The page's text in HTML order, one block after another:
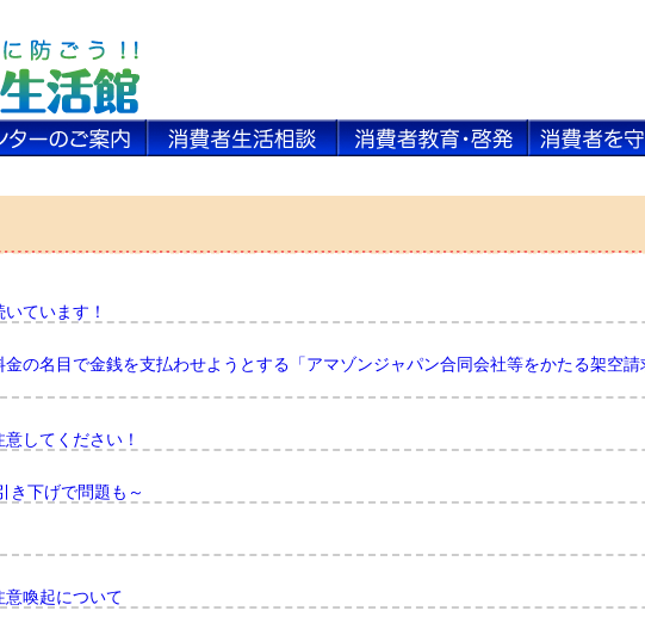
ています！
の名目で金銭を支払わせようとする「アマゾンジャパン合同会社等をかたる架空
してください！
き下げで問題も～
意喚起について